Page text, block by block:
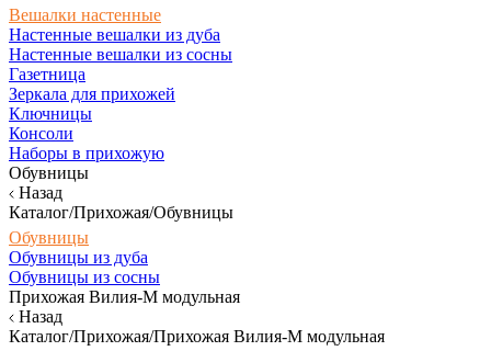
Вешалки настенные
Настенные вешалки из дуба
Настенные вешалки из сосны
Газетница
Зеркала для прихожей
Ключницы
Консоли
Наборы в прихожую
Обувницы
Назад
Каталог/Прихожая/Обувницы
Обувницы
Обувницы из дуба
Обувницы из сосны
Прихожая Вилия-М модульная
Назад
Каталог/Прихожая/Прихожая Вилия-М модульная